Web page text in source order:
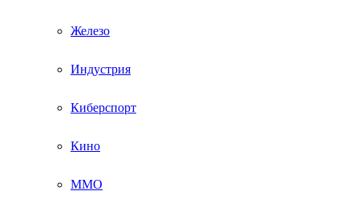
Железо
Индустрия
Киберспорт
Кино
ММО